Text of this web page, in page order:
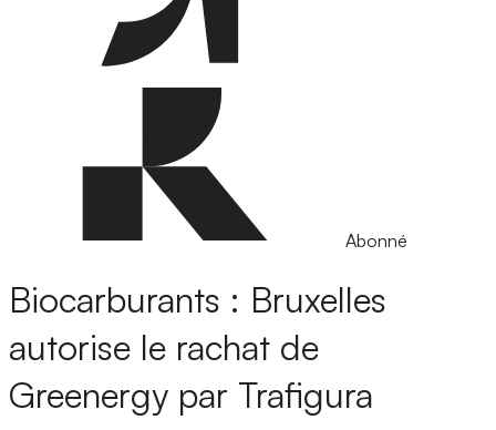
Abonné
Biocarburants : Bruxelles
autorise le rachat de
Greenergy par Trafigura